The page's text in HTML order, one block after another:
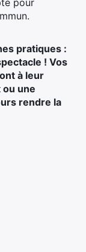
pratiques :
! Vos
à leur
ou une
rendre la